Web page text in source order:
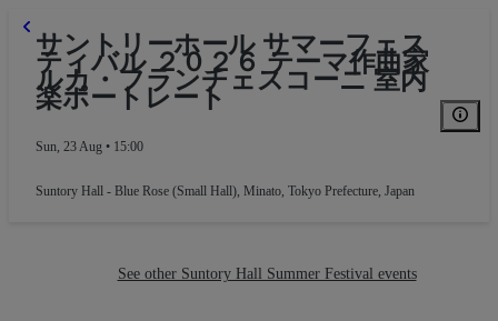
サントリーホール サマーフェス
ティバル ２０２６ テーマ作曲家
ルカ・フランチェスコーニ 室内
楽ポートレート
Sun, 23 Aug • 15:00
Suntory Hall - Blue Rose (Small Hall), Minato, Tokyo Prefecture, Japan
See other Suntory Hall Summer Festival events